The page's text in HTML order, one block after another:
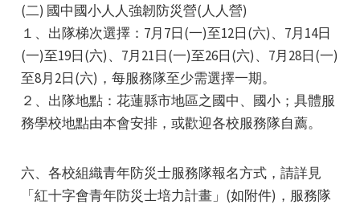
(二) 國中國小人人強韌防災營(人人營)
１、出隊梯次選擇：7月7日(一)至12日(六)、7月14日
(一)至19日(六)、7月21日(一)至26日(六)、7月28日(一)
至8月2日(六)，每服務隊至少需選擇一期。
２、出隊地點：花蓮縣市地區之國中、國小；具體服
務學校地點由本會安排，或歡迎各校服務隊自薦。
六、各校組織青年防災士服務隊報名方式，請詳見
「紅十字會青年防災士培力計畫」(如附件)，服務隊